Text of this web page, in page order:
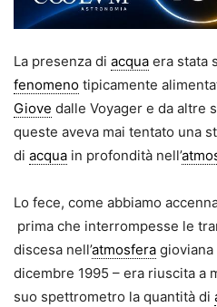
La presenza di acqua era stata
fenomeno tipicamente
Giove dalle Voyager e da altre
queste aveva mai tentato una
di acqua in profondità nell’
Lo fece, come abbiamo
prima che interrompesse le
discesa nell’atmosfera
dicembre 1995 – era riuscita a
suo spettrometro la quantità di